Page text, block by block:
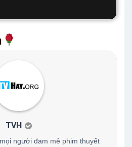
TVH
người đam mê phim thuyết